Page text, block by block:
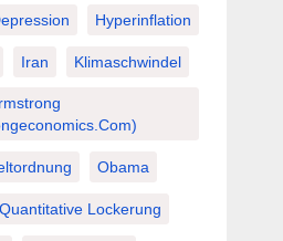
Hyperinflation
Iran Klimaschwindel
Obama
Quantitative Lockerung